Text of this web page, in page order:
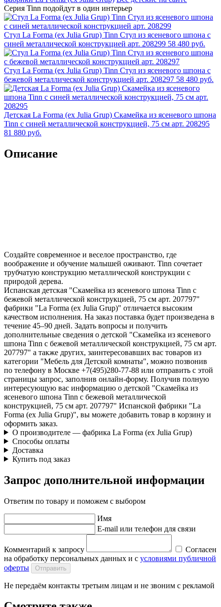
Серия Tinn подойдут в один интерьер
Стул La Forma (ех Julia Grup) Tinn Стул из ясеневого шпона с
синей металлической конструкцией арт. 208299 58 480 руб.
Стул La Forma (ех Julia Grup) Tinn Стул из ясеневого шпона с
бежевой металлической конструкцией арт. 208297 58 480 руб.
Детская La Forma (ех Julia Grup) Скамейка из ясеневого шпона
Tinn с синей металлической конструкцией, 75 см арт. 208295
81 880 руб.
Описание
Создайте современное и веселое пространство, где
воображение и обучение малышей оживают. Tinn сочетает
трубчатую конструкцию металлической конструкции с
природой дерева.
Испанская детская "Скамейка из ясеневого шпона Tinn с
бежевой металлической конструкцией, 75 см арт. 207797"
фабрики "La Forma (ех Julia Grup)" отличается высоким
качеством исполнения. На заказ поставка будет произведена в
течение 45–90 дней. Задать вопросы и получить
дополнительные сведения о детской "Скамейка из ясеневого
шпона Tinn с бежевой металлической конструкцией, 75 см арт.
207797" а также других, заинтересовавших вас товаров из
категории "Мебель для Детской комнаты", можно позвонив
по телефону в Москве +7(495)280-77-88 или отправить с этой
страницы запрос, заполнив онлайн-форму. Получив полную
интересующую вас информацию о детской "Скамейка из
ясеневого шпона Tinn с бежевой металлической
конструкцией, 75 см арт. 207797" Испанской фабрики "La
Forma (ех Julia Grup)", вы можете добавить товар в корзину и
оформить заказ.
О производителе — фабрика La Forma (ех Julia Grup)
Способы оплаты
Доставка
Купить под заказ
Запрос дополнительной информации
Ответим по товару и поможем с выбором
Имя
E-mail или телефон для связи
Комментарий к запросу
Согласен
на обработку персональных данных и с условиями публичной
оферты
Отправить
Не передаём контакты третьим лицам и не звоним с рекламой